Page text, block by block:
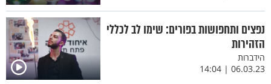
נפצים ותחפושות בפורים: שימו לב לכללי
הזהירות
הידברות
06.03.23 | 14:04